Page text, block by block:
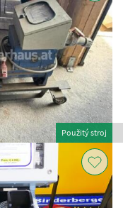
Použitý stroj